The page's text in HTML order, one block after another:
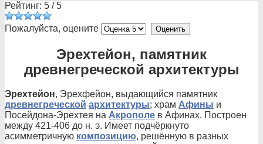
Рейтинг: 5 /5
Пожалуйста, оцените
Эрехтейон, памятник
древнегреческой архитектуры
Эрехтейон, Эрехфейон, выдающийся памятник
древнегреческой архитектуры; храм Афины и
Посейдона-Эрехтея на Акрополе в Афинах. Построен
между 421-406 до н. э. Имеет подчёркнуто
асимметричную композицию, решённую в разных